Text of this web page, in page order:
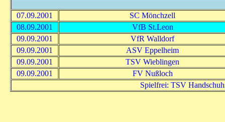
07.09.2001
SC Mönchzell
08.09.2001
VfB St.Leon
09.09.2001
VfR Walldorf
09.09.2001
ASV Eppelheim
09.09.2001
TSV Wieblingen
09.09.2001
FV Nußloch
Spielfrei: TSV